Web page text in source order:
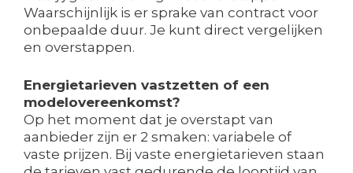
Waarschijnlijk is er sprake van contract voor
onbepaalde duur. Je kunt direct vergelijken
en overstappen.
Energietarieven vastzetten of een
modelovereenkomst?
Op het moment dat je overstapt van
aanbieder zijn er 2 smaken: variabele of
vaste prijzen. Bij vaste energietarieven staan